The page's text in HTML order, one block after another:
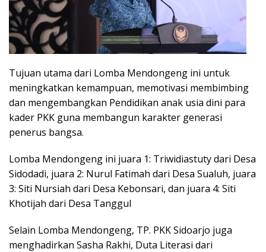
Tujuan utama dari Lomba Mendongeng ini untuk
meningkatkan kemampuan, memotivasi membimbing
dan mengembangkan Pendidikan anak usia dini para
kader PKK guna membangun karakter generasi
penerus bangsa.
Lomba Mendongeng ini juara 1: Triwidiastuty dari Desa
Sidodadi, juara 2: Nurul Fatimah dari Desa Sualuh, juara
3: Siti Nursiah dari Desa Kebonsari, dan juara 4: Siti
Khotijah dari Desa Tanggul
Selain Lomba Mendongeng, TP. PKK Sidoarjo juga
menghadirkan Sasha Rakhi, Duta Literasi dari